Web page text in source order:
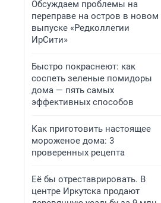
Обсуждаем проблемы на
переправе на остров в новом
выпуске «Редколлегии
ИрСити»
Быстро покраснеют: как
соспеть зеленые помидоры
дома — пять самых
эффективных способов
Как приготовить настоящее
мороженое дома: 3
проверенных рецепта
Её бы отреставрировать. В
центре Иркутска продают